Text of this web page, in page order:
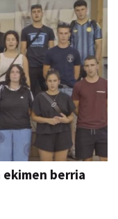
berria